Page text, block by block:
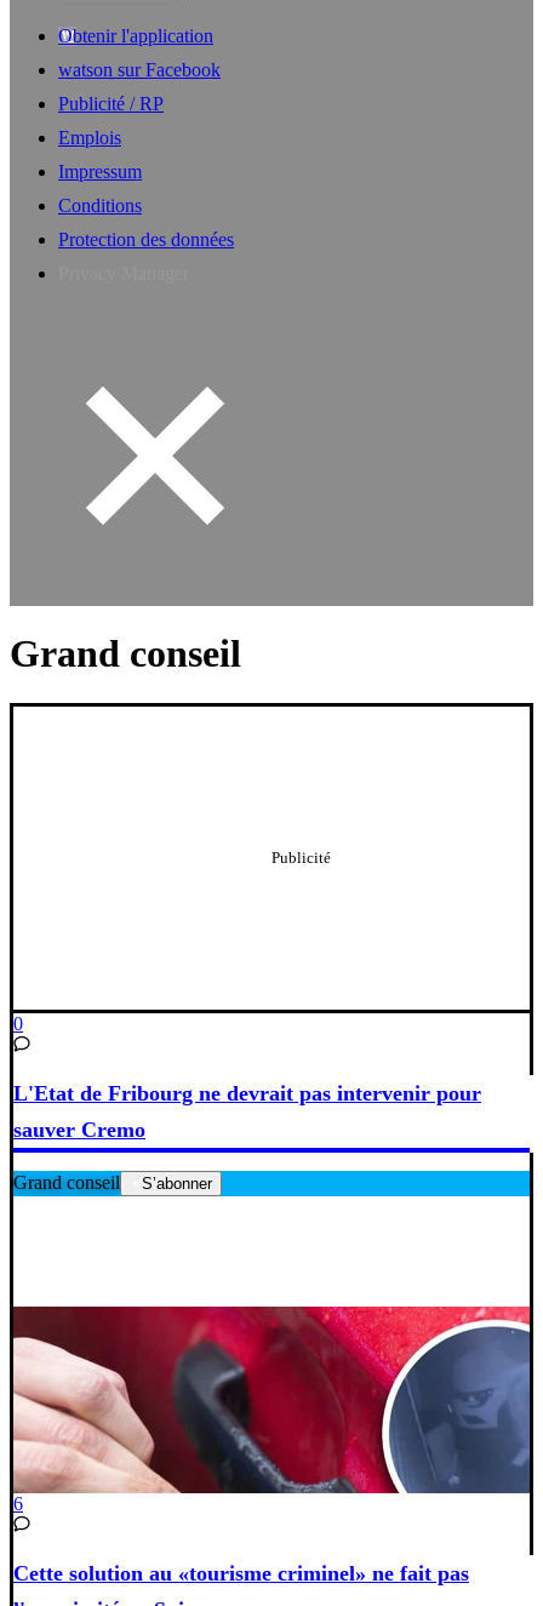
Obtenir l'application
watson sur Facebook
Publicité / RP
Emplois
Impressum
Conditions
Protection des données
Grand conseil
0
L'Etat de Fribourg ne devrait pas intervenir pour
sauver Cremo
Grand conseil S’abonner
6
Cette solution au «tourisme criminel» ne fait pas